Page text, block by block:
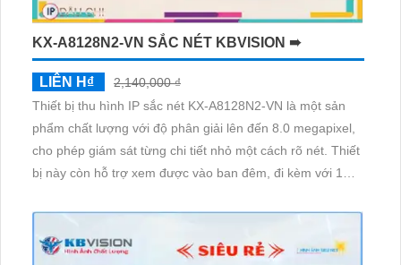
KX-A8128N2-VN SẮC NÉT KBVISION ➠
LIÊN H₫
2,140,000 ₫
Thiết bị thu hình IP sắc nét KX-A8128N2-VN là một sản
phẩm chất lượng với độ phân giải lên đến 8.0 megapixel,
cho phép giám sát từng chi tiết nhỏ một cách rõ nét. Thiết
bị này còn hỗ trợ xem được vào ban đêm, đi kèm với 1
lượng và hỗ trợ ONVIF, sản phẩm này phù hợp cho việc
giám sát trong kho hàng, nhà xưởng